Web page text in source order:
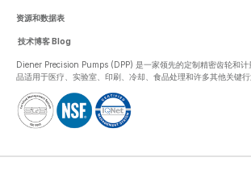
资源和数据表
技术博客 Blog
Diener Precision Pumps (DPP) 是一家领先的定制精密齿轮和计
品适用于医疗、实验室、印刷、冷却、食品处理和许多其他关键行